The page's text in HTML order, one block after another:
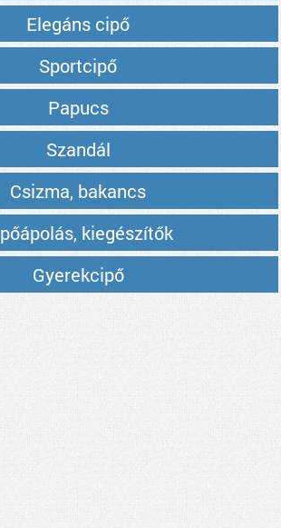
Elegáns cipő
Sportcipő
Papucs
Szandál
Csizma, bakancs
kiegészítők
Gyerekcipő